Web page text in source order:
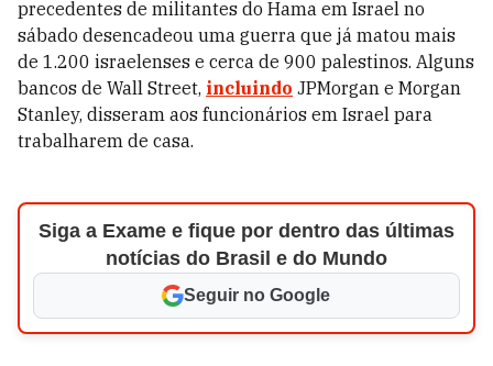
precedentes de militantes do Hama em Israel no
sábado desencadeou uma guerra que já matou mais
de 1.200 israelenses e cerca de 900 palestinos. Alguns
bancos de Wall Street, incluindo JPMorgan e Morgan
Stanley, disseram aos funcionários em Israel para
trabalharem de casa.
Siga a Exame e fique por dentro das últimas
notícias do Brasil e do Mundo
Seguir no Google